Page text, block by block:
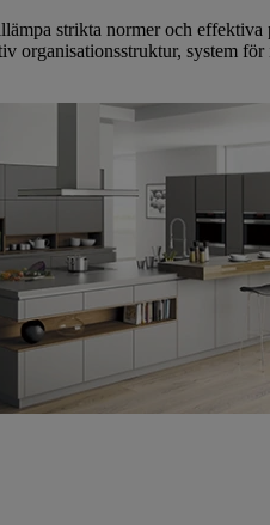
strikta normer och
organisationsstruktur, system